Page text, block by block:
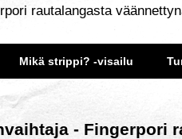
rautalangasta
Mikä strippi? -visailu
- Fingerpori